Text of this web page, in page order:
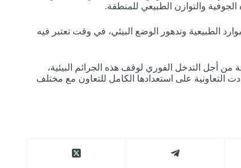
الجوفية والتوازن الطبيعي للمنطقة.
الطبيعية وتدهور الوضع البيئي، في وقت تعتبر فيه
من أجل التدخل الفوري لوقف هذه الجرائم البيئية،
التعاونية على استعدادها الكامل للتعاون مع مختلف